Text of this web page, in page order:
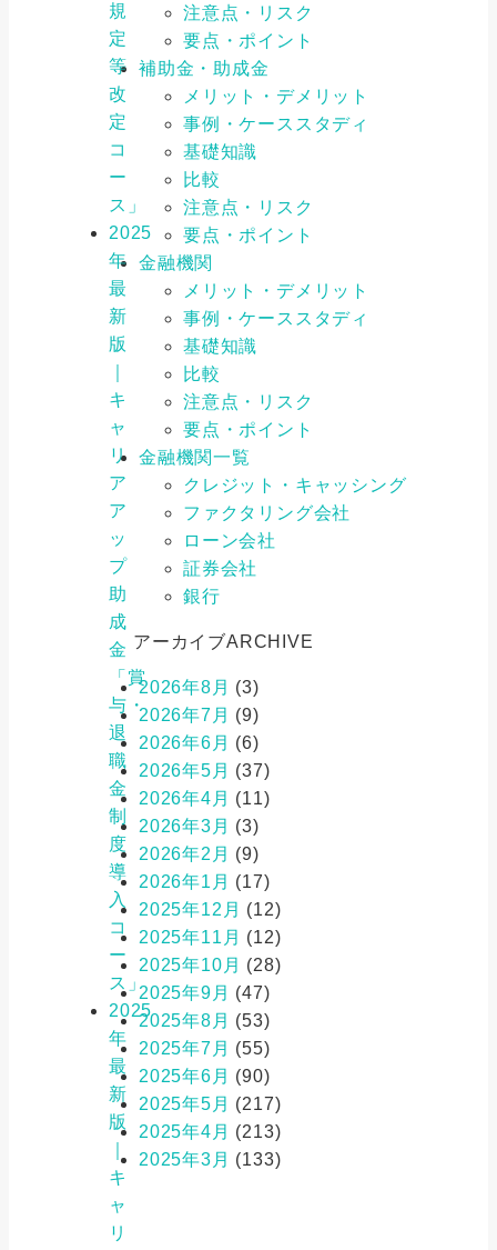
規
定
等
改
定
コ
ー
ス」
2025
年
最
新
版
キ
ャ
リ
ア
ア
ッ
プ
助
成
金
「賞
与・
退
職
金
制
度
導
入
コ
ー
ス」
2025
年
最
新
版
キ
ャ
リ
注意点・リスク
要点・ポイント
補助金・助成金
メリット・デメリット
事例・ケーススタディ
基礎知識
比較
注意点・リスク
要点・ポイント
金融機関
メリット・デメリット
事例・ケーススタディ
基礎知識
比較
注意点・リスク
要点・ポイント
金融機関一覧
クレジット・キャッシング
ファクタリング会社
ローン会社
証券会社
銀行
アーカイブARCHIVE
2026年8月 (3)
2026年7月 (9)
2026年6月 (6)
2026年5月 (37)
2026年4月 (11)
2026年3月 (3)
2026年2月 (9)
2026年1月 (17)
2025年12月 (12)
2025年11月 (12)
2025年10月 (28)
2025年9月 (47)
2025年8月 (53)
2025年7月 (55)
2025年6月 (90)
2025年5月 (217)
2025年4月 (213)
2025年3月 (133)